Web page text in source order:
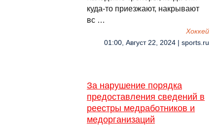
куда-то приезжают, накрывают
вс …
Хоккей
01:00, Август 22, 2024 | sports.ru
За нарушение порядка
предоставления сведений в
реестры медработников и
медорганизаций